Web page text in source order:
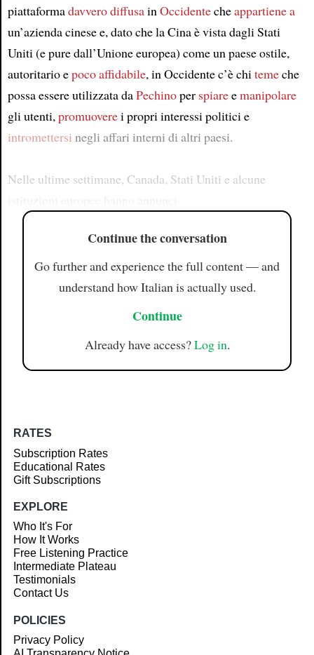
piattaformadavvero diffusainOccidentecheappartiene a
un’azienda cinese e, dato che la Cina è vista dagli Stati
Uniti (e pure dall’Unione europea) come un paese ostile,
autoritario epoco affidabile, in Occidente c’è chitemeche
possa essere utilizzata daPechinoper spiareemanipolare
gli utenti,promuoverei propri interessi politici e
intromettersi negli affari interni di altri paesi.
Nelle ultime settimane, Canada, Stati Uniti e alcune
Continue the conversation
Go further and experience the full content — and
understand how Italian is actually used.
Continue
Already have access?Log in.
RATES
Subscription Rates
Educational Rates
Gift Subscriptions
EXPLORE
Who It's For
How It Works
Free Listening Practice
Intermediate Plateau
Testimonials
Contact Us
POLICIES
Privacy Policy